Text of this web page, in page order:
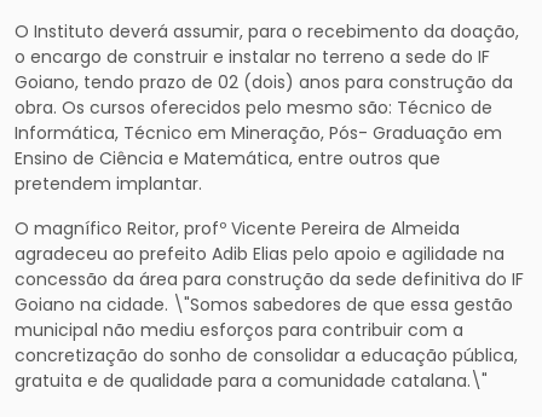
O Instituto deverá assumir, para o recebimento da doação,
o encargo de construir e instalar no terreno a sede do IF
Goiano, tendo prazo de 02 (dois) anos para construção da
obra. Os cursos oferecidos pelo mesmo são: Técnico de
Informática, Técnico em Mineração, Pós- Graduação em
Ensino de Ciência e Matemática, entre outros que
pretendem implantar.
O magnífico Reitor, profº Vicente Pereira de Almeida
agradeceu ao prefeito Adib Elias pelo apoio e agilidade na
concessão da área para construção da sede definitiva do IF
Goiano na cidade. \"Somos sabedores de que essa gestão
municipal não mediu esforços para contribuir com a
concretização do sonho de consolidar a educação pública,
gratuita e de qualidade para a comunidade catalana.\"